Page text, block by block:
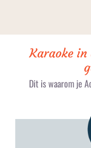
Karaoke
Dit is waarom je